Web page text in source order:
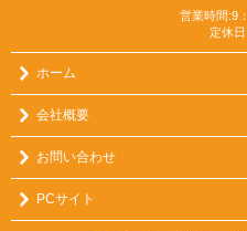
営業時間:9
定休
ホーム
会社概要
お問い合わせ
PCサイト